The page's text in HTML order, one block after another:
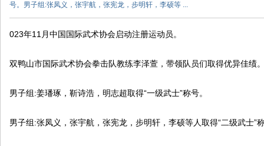
号。男子组:张凤义，张宇航，张宪龙，步明轩，李硕等 ...
023年11月中国国际武术协会启动注册运动员。
双鸭山市国际武术协会拳击队教练李泽萱，带领队员们取得优异佳绩
男子组:姜璠琢，靳诗浩，明志超取得“一级武士”称号。
男子组:张凤义，张宇航，张宪龙，步明轩，李硕等人取得“二级武士”